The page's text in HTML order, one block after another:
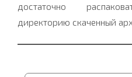
достаточно
директорию скаченный